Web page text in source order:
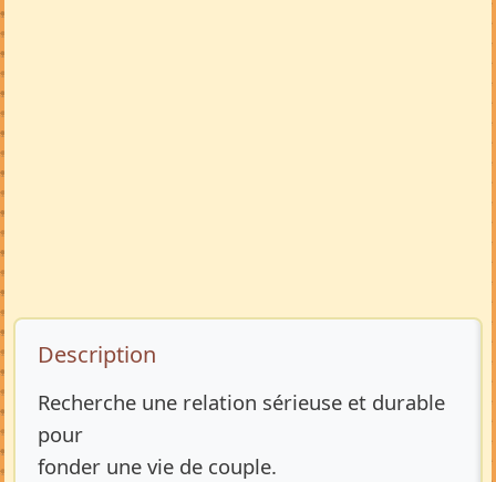
Description de l’annonce
Description
Recherche une relation sérieuse et durable
pour
fonder une vie de couple.